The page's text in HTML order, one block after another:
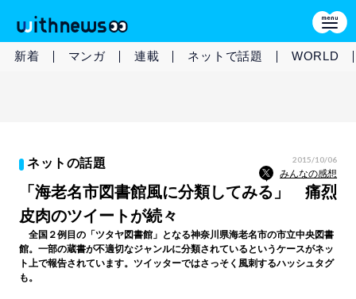
新着 マンガ 連載 ネットで話題 WORLD
ネットの話題 2015/10/06
みんなの感想
「海老名市図書館風に分類してみる」 痛烈
皮肉のツイートが続々
全国２例目の「ツタヤ図書館」となる神奈川県海老名市の市立中央図書
館。一部の蔵書が不適切なジャンルに分類されているというケースがネッ
ト上で報告されています。ツイッターではさっそく風刺するハッシュタグ
も。